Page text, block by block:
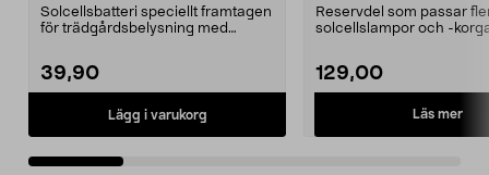
pack
Solcellsbatteri speciellt framtagen
för trädgårdsbelysning med
39,90
Lägg i varukorg
Reservdel som passar
solcellslampor och -
129,00
Läs mer